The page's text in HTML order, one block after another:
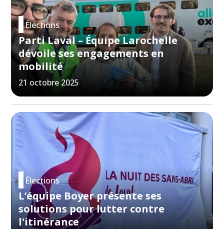
Élections
Parti Laval – Équipe Larochelle
dévoile ses engagements en
mobilité
21 octobre 2025
Élections
L’équipe Boyer présente ses
solutions pour lutter contre
l'itinérance